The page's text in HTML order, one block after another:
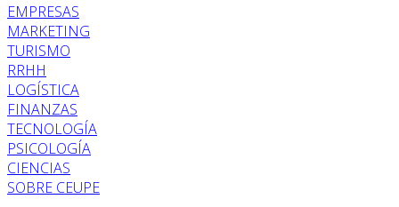
EMPRESAS
MARKETING
TURISMO
RRHH
LOGÍSTICA
FINANZAS
TECNOLOGÍA
PSICOLOGÍA
CIENCIAS
SOBRE CEUPE